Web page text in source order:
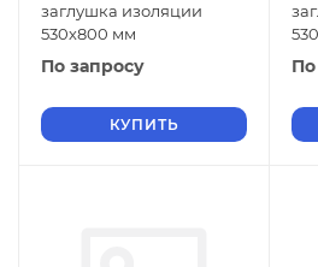
заглушка изоляции
530х800 мм
По запросу
КУПИТЬ
По